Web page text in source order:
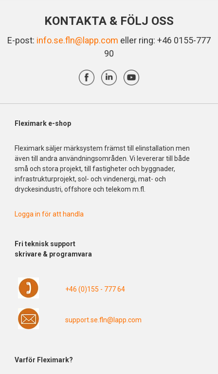
KONTAKTA & FÖLJ OSS
E-post: info.se.fln@lapp.com eller ring: +46 0155-777
90
Fleximark e-shop
Fleximark säljer märksystem främst till elinstallation men
även till andra användningsområden. Vi levererar till både
små och stora projekt, till fastigheter och byggnader,
infrastrukturprojekt, sol- och vindenergi, mat- och
dryckesindustri, offshore och telekom m.fl.
Logga in för att handla
Fri teknisk support
skrivare & programvara
+46 (0)155 - 777 64
support.se.fln@lapp.com
Varför Fleximark?